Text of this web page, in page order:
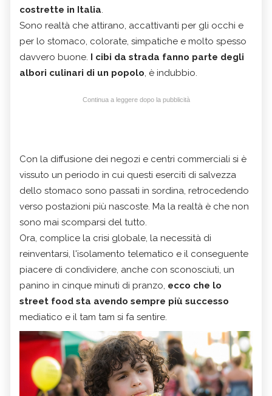
costrette in Italia.
Sono realtà che attirano, accattivanti per gli occhi e
per lo stomaco, colorate, simpatiche e molto spesso
davvero buone. I cibi da strada fanno parte degli
albori culinari di un popolo, è indubbio.
Continua a leggere dopo la pubblicità
Con la diffusione dei negozi e centri commerciali si è
vissuto un periodo in cui questi eserciti di salvezza
dello stomaco sono passati in sordina, retrocedendo
verso postazioni più nascoste. Ma la realtà è che non
sono mai scomparsi del tutto.
Ora, complice la crisi globale, la necessità di
reinventarsi, l'isolamento telematico e il conseguente
piacere di condividere, anche con sconosciuti, un
panino in cinque minuti di pranzo, ecco che lo
street food sta avendo sempre più successo
mediatico e il tam tam si fa sentire.